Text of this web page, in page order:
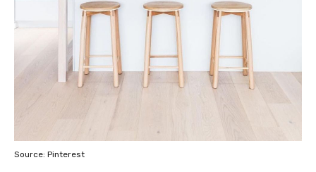
Source: Pinterest